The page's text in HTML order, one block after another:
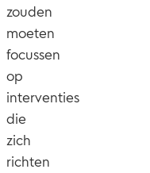
zouden
moeten
focussen
op
interventies
die
zich
richten